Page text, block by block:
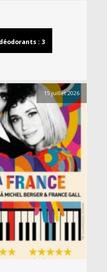
: 3
15 juillet 2026